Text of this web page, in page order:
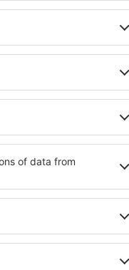
Geschäften,
an
für Sie. An
Sie während Ihres
Die Unterkunft auf
für Behinderte,
zusammen mit
auf